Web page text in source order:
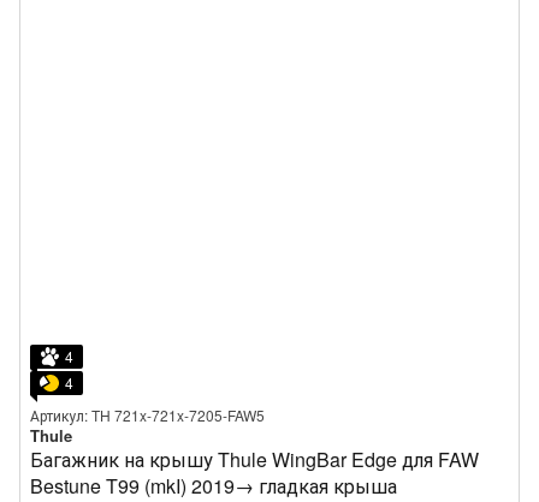
4
4
Артикул: TH 721x-721x-7205-FAW5
Thule
Багажник на крышу Thule WingBar Edge для FAW
Bestune T99 (mkI) 2019→ гладкая крыша